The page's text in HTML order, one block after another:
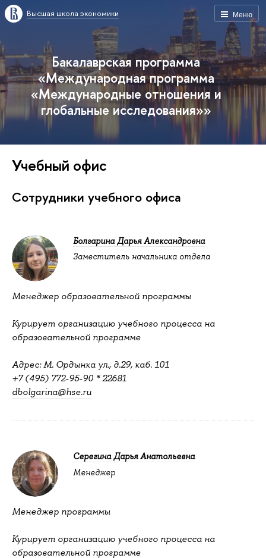
Меню
Высшая школа экономики
Бакалаврская программа
«Международная программа
«Международные отношения и
глобальные исследования»»
Учебный офис
Сотрудники учебного офиса
Болгарина Дарья Александровна
Заместитель начальника отдела
Менеджер образовательной программы
Курирует организацию учебного процесса на
образовательной программе
Адрес: М. Ордынка ул., д.29, каб. 101
+7 (495) 772-95-90 * 22681
dbolgarina@hse.ru
Серегина Дарья Анатольевна
Менеджер
Менеджер программы
Курирует организацию учебного процесса на
образовательной программе